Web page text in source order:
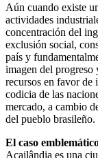
Aún cuando existe
actividades
concentración del
exclusión social,
país y
imagen del progreso
recursos en favor de
codicia de las
mercado, a cambio
del pueblo brasileño.
El caso
Açailândia es una